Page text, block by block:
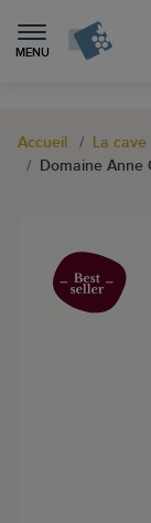
MENU
Accueil La cave
Domaine Anne